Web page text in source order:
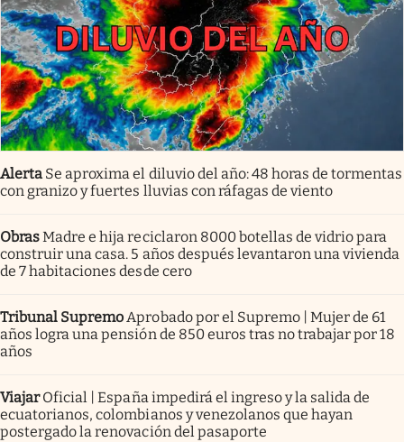
Alerta Se aproxima el diluvio del año: 48 horas de tormentas
con granizo y fuertes lluvias con ráfagas de viento
ObrasMadre e hija reciclaron 8000 botellas de vidrio para
construir una casa. 5 años después levantaron una vivienda
de 7 habitaciones desde cero
Tribunal Supremo Aprobado por el Supremo | Mujer de 61
años logra una pensión de 850 euros tras no trabajar por 18
años
Viajar Oficial | España impedirá el ingreso y la salida de
ecuatorianos, colombianos y venezolanos que hayan
postergado la renovación del pasaporte